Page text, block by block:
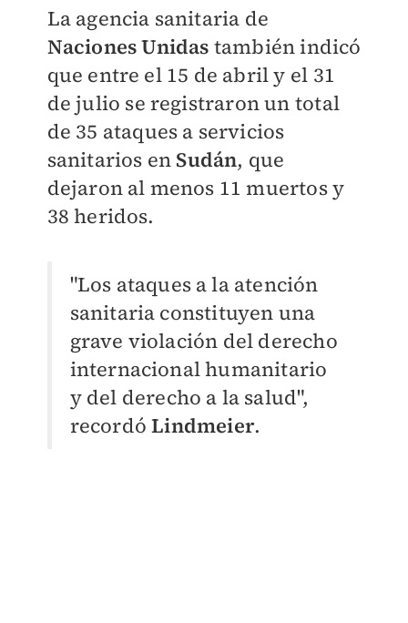
La agencia sanitaria de
Naciones Unidas también indicó
que entre el 15 de abril y el 31
de julio se registraron un total
de 35 ataques a servicios
sanitarios en Sudán, que
dejaron al menos 11 muertos y
38 heridos.
"Los ataques a la atención
sanitaria constituyen una
grave violación del derecho
internacional humanitario
y del derecho a la salud",
recordóLindmeier.